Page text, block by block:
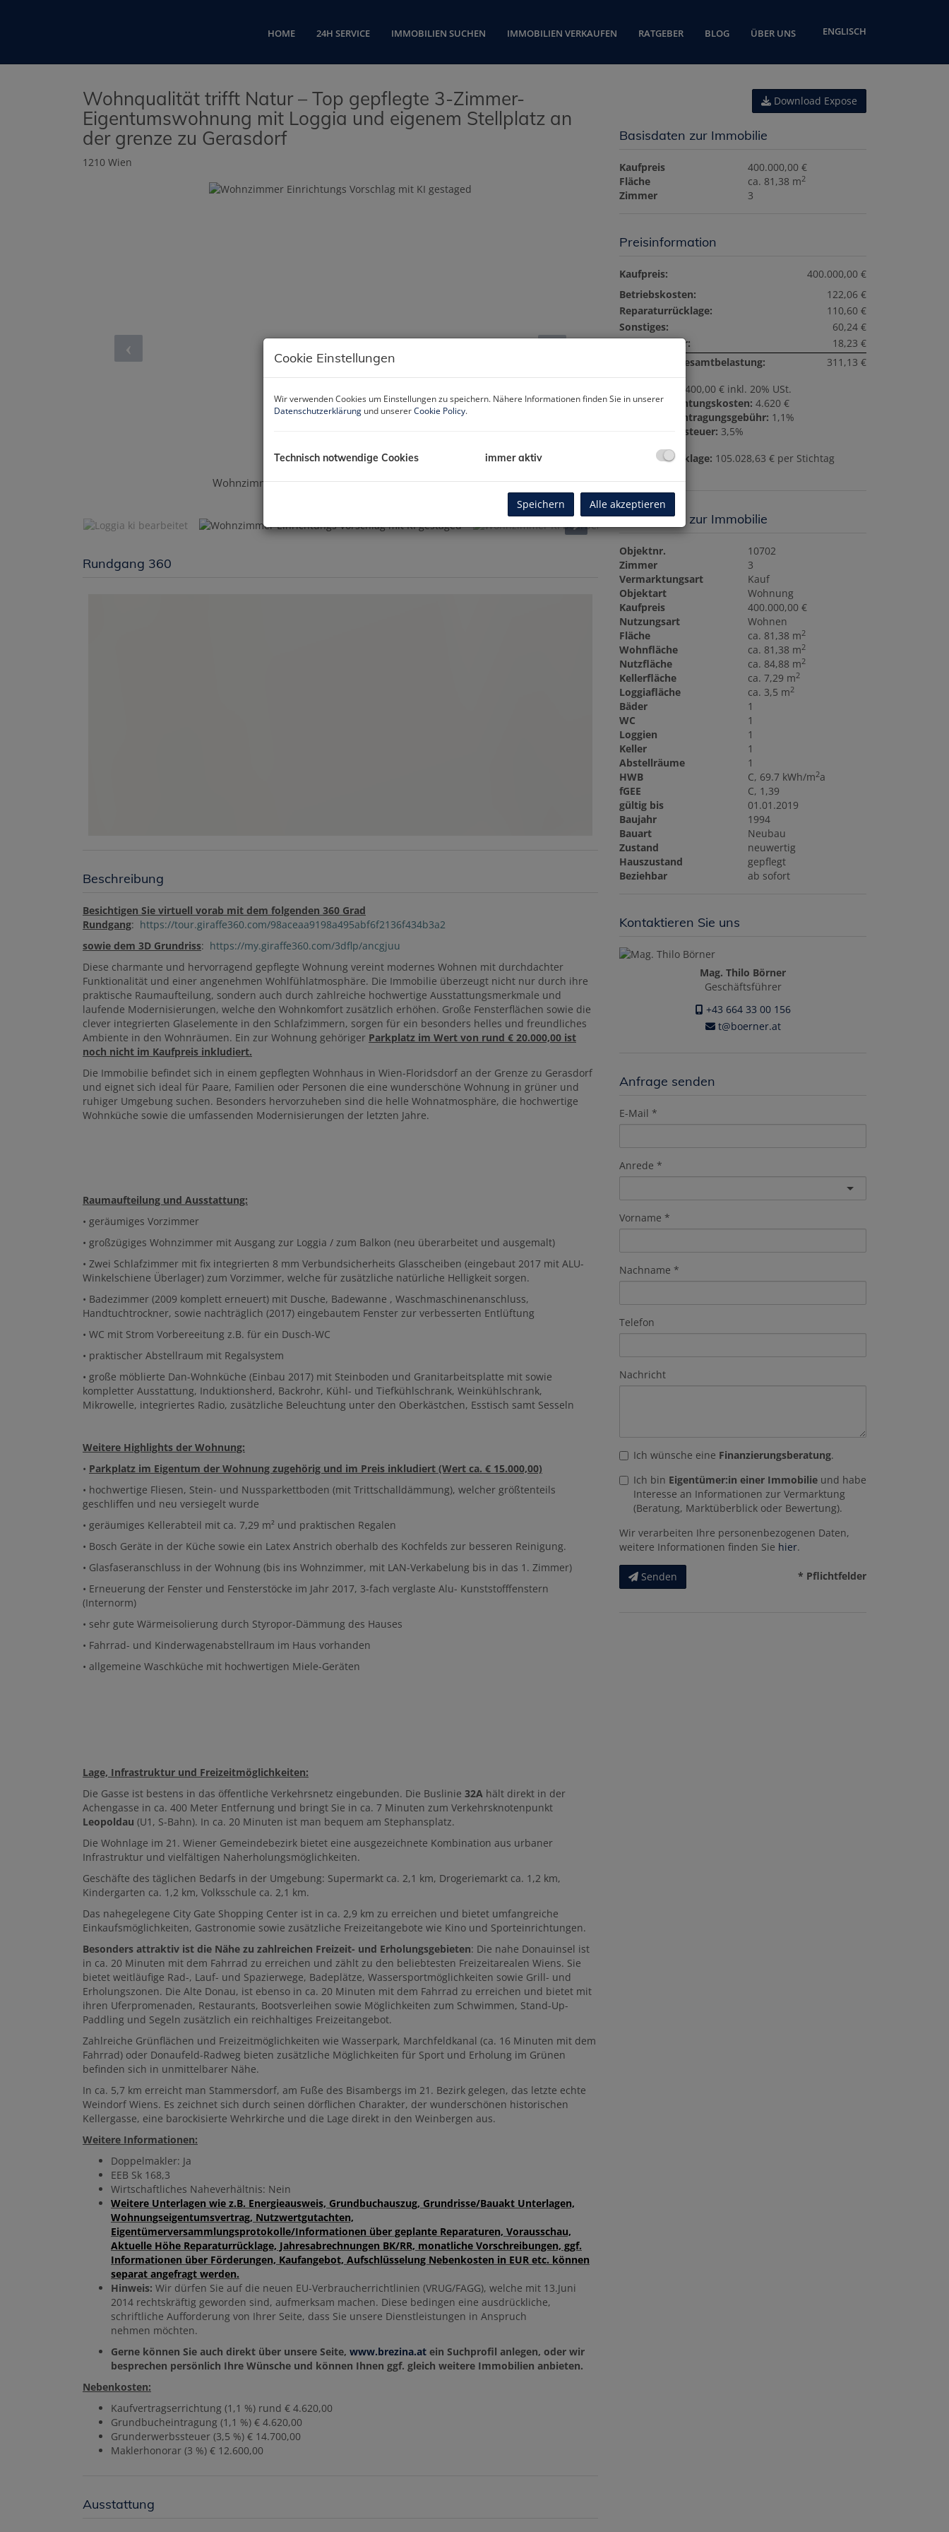
HOME 24H SERVICE IMMOBILIEN SUCHEN IMMOBILIEN VERKAUFEN RATGEBER BLOG ÜBER UNS ENGLISCH
Wohnqualität trifft Natur – Top gepflegte 3-Zimmer-
Eigentumswohnung mit Loggia und eigenem Stellplatz an
der grenze zu Gerasdorf
1210 Wien
Wohnzimmer Einrichtungs Vorschlag mit KI gestaged
Rundgang 360
Beschreibung
Besichtigen Sie virtuell vorab mit dem folgenden 360 Grad
Rundgang: https://tour.giraffe360.com/98aceaa9198a495abf6f2136f434b3a2
sowie dem 3D Grundriss: https://my.giraffe360.com/3dflp/ancgjuu
Diese charmante und hervorragend gepflegte Wohnung vereint modernes Wohnen mit durchdachter
Funktionalität und einer angenehmen Wohlfühlatmosphäre. Die Immobilie überzeugt nicht nur durch ihre
praktische Raumaufteilung, sondern auch durch zahlreiche hochwertige Ausstattungsmerkmale und
laufende Modernisierungen, welche den Wohnkomfort zusätzlich erhöhen. Große Fensterflächen sowie die
clever integrierten Glaselemente in den Schlafzimmern, sorgen für ein besonders helles und freundliches
Ambiente in den Wohnräumen. Ein zur Wohnung gehöriger Parkplatz im Wert von rund € 20.000,00 ist
noch nicht im Kaufpreis inkludiert.
Die Immobilie befindet sich in einem gepflegten Wohnhaus in Wien-Floridsdorf an der Grenze zu Gerasdorf
und eignet sich ideal für Paare, Familien oder Personen die eine wunderschöne Wohnung in grüner und
ruhiger Umgebung suchen. Besonders hervorzuheben sind die helle Wohnatmosphäre, die hochwertige
Wohnküche sowie die umfassenden Modernisierungen der letzten Jahre.
Raumaufteilung und Ausstattung:
• geräumiges Vorzimmer
• großzügiges Wohnzimmer mit Ausgang zur Loggia / zum Balkon (neu überarbeitet und ausgemalt)
• Zwei Schlafzimmer mit fix integrierten 8 mm Verbundsicherheits Glasscheiben (eingebaut 2017 mit ALU-
Winkelschiene Überlager) zum Vorzimmer, welche für zusätzliche natürliche Helligkeit sorgen.
• Badezimmer (2009 komplett erneuert) mit Dusche, Badewanne , Waschmaschinenanschluss,
Handtuchtrockner, sowie nachträglich (2017) eingebautem Fenster zur verbesserten Entlüftung
• WC mit Strom Vorbereeitung z.B. für ein Dusch-WC
• praktischer Abstellraum mit Regalsystem
• große möblierte Dan-Wohnküche (Einbau 2017) mit Steinboden und Granitarbeitsplatte mit sowie
kompletter Ausstattung, Induktionsherd, Backrohr, Kühl- und Tiefkühlschrank, Weinkühlschrank,
Mikrowelle, integriertes Radio, zusätzliche Beleuchtung unter den Oberkästchen, Esstisch samt Sesseln
Weitere Highlights der Wohnung:
• Parkplatz im Eigentum der Wohnung zugehörig und im Preis inkludiert (Wert ca. € 15.000,00)
• hochwertige Fliesen, Stein- und Nussparkettboden (mit Trittschalldämmung), welcher größtenteils
geschliffen und neu versiegelt wurde
• geräumiges Kellerabteil mit ca. 7,29 m² und praktischen Regalen
• Bosch Geräte in der Küche sowie ein Latex Anstrich oberhalb des Kochfelds zur besseren Reinigung.
• Glasfaseranschluss in der Wohnung (bis ins Wohnzimmer, mit LAN-Verkabelung bis in das 1. Zimmer)
• Erneuerung der Fenster und Fensterstöcke im Jahr 2017, 3-fach verglaste Alu- Kunststofffenstern
(Internorm)
• sehr gute Wärmeisolierung durch Styropor-Dämmung des Hauses
• Fahrrad- und Kinderwagenabstellraum im Haus vorhanden
• allgemeine Waschküche mit hochwertigen Miele-Geräten
Lage, Infrastruktur und Freizeitmöglichkeiten:
Die Gasse ist bestens in das öffentliche Verkehrsnetz eingebunden. Die Buslinie 32A hält direkt in der
Achengasse in ca. 400 Meter Entfernung und bringt Sie in ca. 7 Minuten zum Verkehrsknotenpunkt
Leopoldau (U1, S-Bahn). In ca. 20 Minuten ist man bequem am Stephansplatz.
Die Wohnlage im 21. Wiener Gemeindebezirk bietet eine ausgezeichnete Kombination aus urbaner
Infrastruktur und vielfältigen Naherholungsmöglichkeiten.
Geschäfte des täglichen Bedarfs in der Umgebung: Supermarkt ca. 2,1 km, Drogeriemarkt ca. 1,2 km,
Kindergarten ca. 1,2 km, Volksschule ca. 2,1 km.
Das nahegelegene City Gate Shopping Center ist in ca. 2,9 km zu erreichen und bietet umfangreiche
Einkaufsmöglichkeiten, Gastronomie sowie zusätzliche Freizeitangebote wie Kino und Sporteinrichtungen.
Besonders attraktiv ist die Nähe zu zahlreichen Freizeit- und Erholungsgebieten: Die nahe Donauinsel ist
in ca. 20 Minuten mit dem Fahrrad zu erreichen und zählt zu den beliebtesten Freizeitarealen Wiens. Sie
bietet weitläufige Rad-, Lauf- und Spazierwege, Badeplätze, Wassersportmöglichkeiten sowie Grill- und
Erholungszonen. Die Alte Donau, ist ebenso in ca. 20 Minuten mit dem Fahrrad zu erreichen und bietet mit
ihren Uferpromenaden, Restaurants, Bootsverleihen sowie Möglichkeiten zum Schwimmen, Stand-Up-
Paddling und Segeln zusätzlich ein reichhaltiges Freizeitangebot.
Zahlreiche Grünflächen und Freizeitmöglichkeiten wie Wasserpark, Marchfeldkanal (ca. 16 Minuten mit dem
Fahrrad) oder Donaufeld-Radweg bieten zusätzliche Möglichkeiten für Sport und Erholung im Grünen
befinden sich in unmittelbarer Nähe.
In ca. 5,7 km erreicht man Stammersdorf, am Fuße des Bisambergs im 21. Bezirk gelegen, das letzte echte
Weindorf Wiens. Es zeichnet sich durch seinen dörflichen Charakter, der wunderschönen historischen
Kellergasse, eine barockisierte Wehrkirche und die Lage direkt in den Weinbergen aus.
Weitere Informationen:
Doppelmakler: Ja
EEB Sk 168,3
Wirtschaftliches Naheverhältnis: Nein
Weitere Unterlagen wie z.B. Energieausweis, Grundbuchauszug, Grundrisse/Bauakt Unterlagen,
Wohnungseigentumsvertrag, Nutzwertgutachten,
Eigentümerversammlungsprotokolle/Informationen über geplante Reparaturen, Vorausschau,
Aktuelle Höhe Reparaturrücklage, Jahresabrechnungen BK/RR, monatliche Vorschreibungen, ggf.
Informationen über Förderungen, Kaufangebot, Aufschlüsselung Nebenkosten in EUR etc. können
separat angefragt werden.
Hinweis: Wir dürfen Sie auf die neuen EU-Verbraucherrichtlinien (VRUG/FAGG), welche mit 13.Juni
2014 rechtskräftig geworden sind, aufmerksam machen. Diese bedingen eine ausdrückliche,
schriftliche Aufforderung von Ihrer Seite, dass Sie unsere Dienstleistungen in Anspruch
nehmen möchten.
Gerne können Sie auch direkt über unsere Seite, www.brezina.at ein Suchprofil anlegen, oder wir
besprechen persönlich Ihre Wünsche und können Ihnen ggf. gleich weitere Immobilien anbieten.
Nebenkosten:
Kaufvertragserrichtung (1,1 %) rund € 4.620,00
Grundbucheintragung (1,1 %) € 4.620,00
Grunderwerbssteuer (3,5 %) € 14.700,00
Maklerhonorar (3 %) € 12.600,00
Ausstattung
Download Expose
Basisdaten zur Immobilie
Kaufpreis
400.000,00 €
Fläche
ca. 81,38 m2
Zimmer 3
Preisinformation
Kaufpreis:
400.000,00 €
Betriebskosten:
122,06 €
Reparaturrücklage:
110,60 €
Sonstiges:
60,24 €
Umsatzsteuer:
18,23 €
monatliche Gesamtbelastung:
311,13 €
14.400,00 € inkl. 20% USt.
Vertragserrichtungskosten: 4.620 €
Grundbucheintragungsgebühr: 1,1%
Grunderwerbsteuer: 3,5%
Reparaturrücklage: 105.028,63 € per Stichtag
Basisdaten zur Immobilie
Objektnr.
10702
Zimmer
3
Vermarktungsart
Kauf
Objektart
Wohnung
Kaufpreis
400.000,00 €
Nutzungsart
Wohnen
Fläche
ca. 81,38 m2
Wohnfläche ca. 81,38 m2
Nutzfläche ca. 84,88 m2
Kellerfläche ca. 7,29 m2
Loggiafläche ca. 3,5 m2
Bäder
1
WC
1
Loggien
1
Keller
1
Abstellräume
1
HWB
C, 69.7 kWh/m2a
fGEE
C, 1,39
gültig bis
01.01.2019
Baujahr
1994
Bauart
Neubau
Zustand
neuwertig
Hauszustand
gepflegt
Beziehbar
ab sofort
Kontaktieren Sie uns
Mag. Thilo Börner
Geschäftsführer
+43 664 33 00 156
t@boerner.at
Anfrage senden
E-Mail
Anrede
Vorname
Nachname
Telefon
Nachricht
Ich wünsche eine Finanzierungsberatung.
Ich bin Eigentümer:in einer Immobilie und habe
Interesse an Informationen zur Vermarktung
(Beratung, Marktüberblick oder Bewertung).
Wir verarbeiten Ihre personenbezogenen Daten,
weitere Informationen finden Sie hier.
Senden * Pflichtfelder
Cookie Einstellungen
Wir verwenden Cookies um Einstellungen zu speichern. Nähere Informationen finden Sie in unserer
Datenschutzerklärung und unsererCookie Policy.
Technisch notwendige Cookies immer aktiv
Speichern Alle akzeptieren